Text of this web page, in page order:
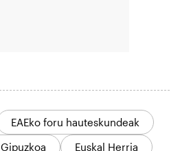
EAEko foru hauteskundeak
Gipuzkoa
Euskal Herria